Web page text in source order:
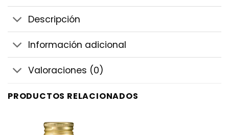
Descripción
Información adicional
Valoraciones (0)
PRODUCTOS RELACIONADOS